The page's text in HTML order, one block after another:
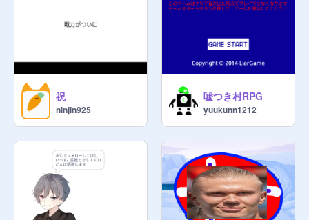
祝
ninjin925
嘘つき村RPG
yuukunn1212